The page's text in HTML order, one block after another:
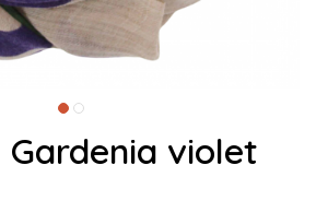
Gardenia violet